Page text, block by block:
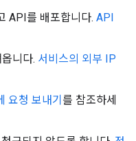
API를 배포합니다. API
니다. 서비스의 외부 IP
요청 보내기 를 참조하세